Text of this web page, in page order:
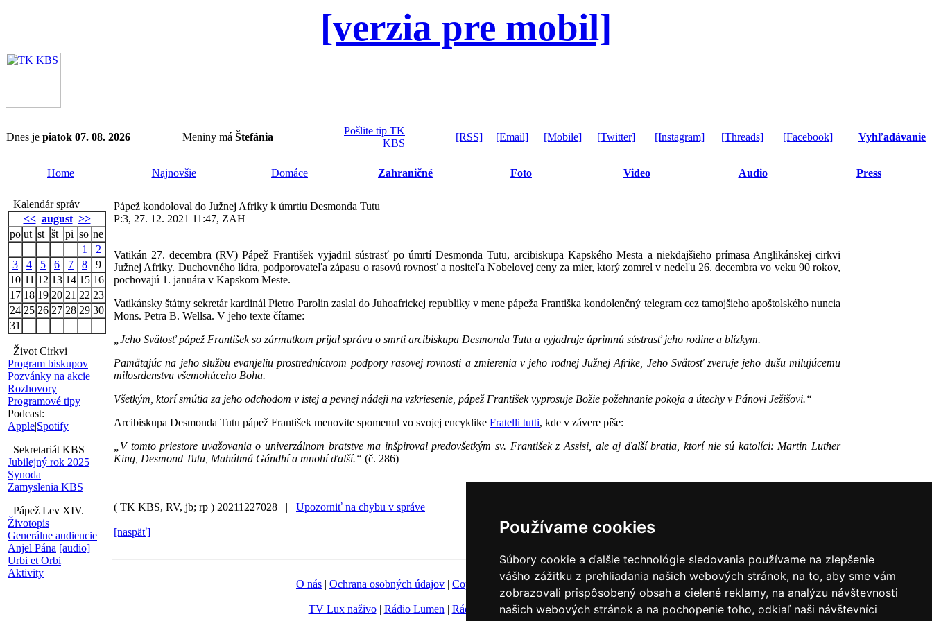
Používame cookies
Súbory cookie a ďalšie technológie sledovania používame na zlepšenie
vášho zážitku z prehliadania našich webových stránok, na to, aby sme vám
zobrazovali prispôsobený obsah a cielené reklamy, na analýzu návštevnosti
našich webových stránok a na pochopenie toho, odkiaľ naši návštevníci
[verzia pre mobil]
Dnes je piatok 07. 08. 2026 Meniny má Štefánia
Pošlite tip TK
KBS
[RSS] [Email] [Mobile] [Twitter] [Instagram] [Threads] [Facebook] Vyhľadávanie
Home Najnovšie Domáce Zahraničné Foto Video Audio Press
Kalendár správ
<< august >>
po ut st št pi so ne
1
2
3
4 5 6 7 8
9
10 11 12 13 14 15 16
17 18 19 20 21 22 23
24 25 26 27 28 29 30
31
Život Cirkvi
Program biskupov
Pozvánky na akcie
Rozhovory
Programové tipy
Podcast:
Apple|Spotify
Sekretariát KBS
Jubilejný rok 2025
Synoda
Zamyslenia KBS
Pápež Lev XIV.
Životopis
Generálne audiencie
Anjel Pána [audio]
Urbi et Orbi
Aktivity
Pápež kondoloval do Južnej Afriky k úmrtiu Desmonda Tutu
P:3, 27. 12. 2021 11:47, ZAH
Vatikán 27. decembra (RV) Pápež František vyjadril sústrasť po úmrtí Desmonda Tutu, arcibiskupa Kapského Mesta a niekdajšieho prímasa Anglikánskej cirkvi
Južnej Afriky. Duchovného lídra, podporovateľa zápasu o rasovú rovnosť a nositeľa Nobelovej ceny za mier, ktorý zomrel v nedeľu 26. decembra vo veku 90 rokov,
pochovajú 1. januára v Kapskom Meste.
Vatikánsky štátny sekretár kardinál Pietro Parolin zaslal do Juhoafrickej republiky v mene pápeža Františka kondolenčný telegram cez tamojšieho apoštolského nuncia
Mons. Petra B. Wellsa. V jeho texte čítame:
„Jeho Svätosť pápež František so zármutkom prijal správu o smrti arcibiskupa Desmonda Tutu a vyjadruje úprimnú sústrasť jeho rodine a blízkym.
Pamätajúc na jeho službu evanjeliu prostredníctvom podpory rasovej rovnosti a zmierenia v jeho rodnej Južnej Afrike, Jeho Svätosť zveruje jeho dušu milujúcemu
milosrdenstvu všemohúceho Boha.
Všetkým, ktorí smútia za jeho odchodom v istej a pevnej nádeji na vzkriesenie, pápež František vyprosuje Božie požehnanie pokoja a útechy v Pánovi Ježišovi.“
Arcibiskupa Desmonda Tutu pápež František menovite spomenul vo svojej encyklike Fratelli tutti, kde v závere píše:
„V tomto priestore uvažovania o univerzálnom bratstve ma inšpiroval predovšetkým sv. František z Assisi, ale aj ďalší bratia, ktorí nie sú katolíci: Martin Luther
King, Desmond Tutu, Mahátmá Gándhí a mnohí ďalší.“ (č. 286)
( TK KBS, RV, jb; rp ) 20211227028 | Upozorniť na chybu v správe |
[naspäť]
O nás | Ochrana osobných údajov | Copyright | Fotobanka|Hovorca KBS|Zoznam hovorcov diecéz
TV Lux naživo| Rádio Lumen | Rádio Vatikán|SSV|Katolícke noviny| Výveska|Do kostola